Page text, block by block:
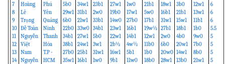
7
8
9
10
11
12
13
14
Hoàng
Lê
Trọng
Đề Toàn
Nguyễn
Việt
Nam
Nguyễn
Phú
Yên
Quảng
Ninh
Thanh
Hóa
T.P -
HCM
5b0
29w1
6b0
22b0
34b1
38b1
27b0
35w1
34w1
31b1
21w1
33w0
27w1
24w1
25b1
16b1
23b1
2w0
33b1
34b1
5b0
3w1
31w1
1w0
27w1
19b0
14w0
23w1
22w1
2b½
16w1
9b1
1w0
17w1
27b0
16b1
14b1
4w½
5b1
11w0
21b1
5w0
17b1
19w½
12w1
11b0
1b0
18b0
18w1
16b1
31w1
27b1
2w0
6b0
20w0
28w1
3b0
21b1
15w1
18b1
4b0
20w1
14w1
13b0
12w1
13w1
11b1
1b0
9w0
7b0
8b0
21w1
6
6
6
5.5
5
5
5
5